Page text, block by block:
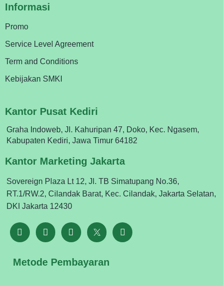
Informasi
Promo
Service Level Agreement
Term and Conditions
Kebijakan SMKI
Kantor Pusat Kediri
Graha Indoweb, Jl. Kahuripan 47, Doko, Kec. Ngasem,
Kabupaten Kediri, Jawa Timur 64182
Kantor Marketing Jakarta
Sovereign Plaza Lt 12, Jl. TB Simatupang No.36,
RT.1/RW.2, Cilandak Barat, Kec. Cilandak, Jakarta Selatan,
DKI Jakarta 12430
Metode Pembayaran